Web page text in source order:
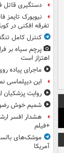
دستگیری قاتل
نیویورک تایمز
تفرقه افکنی در کوبا
کنترل کامل
پرچم سیاه بر
اهتزاز است
ماجرای پیاده
این دیپلماسی
روایت پزشکیان
شمیم خوش
هشدار افسر
+فیلم
موشک‌های
آمریکا